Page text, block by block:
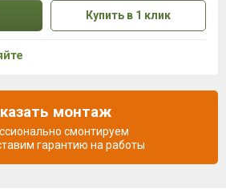
Купить в 1 клик
монтаж
смонтируем
гарантию на работы